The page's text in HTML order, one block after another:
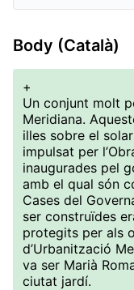
Body (Català)
+
Un conjunt molt
Meridiana.
illes sobre el
impulsat per
inaugurades pel
amb el qual són
Cases del
ser construïdes
protegits per als
d’Urbanització
va ser Marià
ciutat jardí.